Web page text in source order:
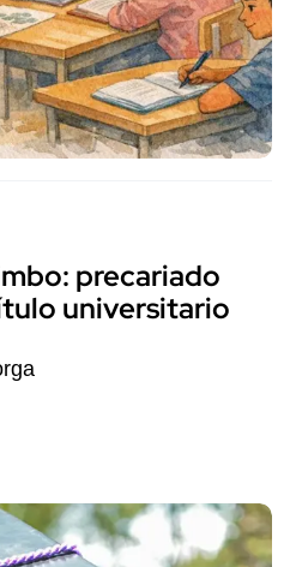
precariado
universitario